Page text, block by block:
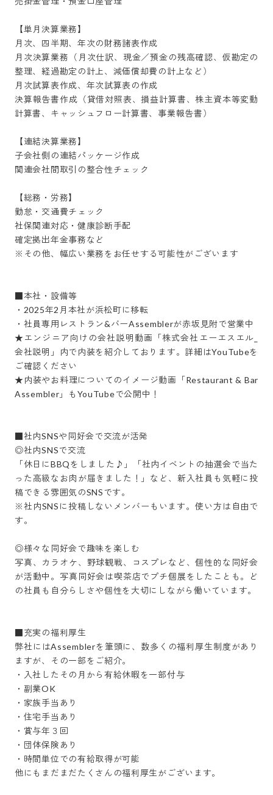
【単月決算業務】
月次、四半期、年次の財務諸表作成
月次決算業務（月次仕訳、現金／預金の残高確認、仮勘定の
整理、経過勘定の計上、減価償却費の計上など）
月次試算表作成、年次試算表の作成
決算報告書作成（貸借対照表、損益計算書、株主資本等変動
計算書、キャッシュフロー計算書、事業報告書）
【連結決算業務】
子会社側の連結パッケージ作成
関連会社間取引の整合性チェック
【総務・労務】
勤怠・交通費チェック
社保関連対応・健康診断手配
確定拠出年金事務など
※その他、幅広い業務をお任せする可能性がございます
■本社・設備等
・2025年2月本社が浜松町に移転
・社員専用レストラン&バーAssemblerが赤坂見附で営業中
★エンジニア向けの会社説明動画「株式会社エーエスエル_
会社説明」内で内装を紹介しております。詳細はYouTubeを
ご確認ください
★内装やお料理についてのイメージ動画「Restaurant & Bar
Assembler」もYouTubeで公開中！
■社内SNSや同好会で交流が活発
◎社内SNSで交流
「休日にBBQをしました♪」「社内イベントの抽選会で当た
った高級なお肉が届きました！」など、新入社員も気軽に投
稿できる雰囲気のSNSです。
※社内SNSに投稿しないメンバーもいます。使い方は自由で
す。
◎様々な同好会で趣味を楽しむ
写真、カラオケ、野球観戦、コスプレなど、個性的な同好会
が活動中。写真同好会は喫茶店でプチ個展をしたことも。ど
の社員も自分らしさや個性を大切にしながら働いています。
■充実の福利厚生
弊社にはAssemblerを筆頭に、数多くの福利厚生制度があり
ますが、その一部をご紹介。
・入社したその月から有給休暇を一部付与
・副業OK
・家族手当あり
・住宅手当あり
・賞与年３回
・団体保険あり
・時間単位での有給取得が可能
他にもまだまだたくさんの福利厚生がございます。